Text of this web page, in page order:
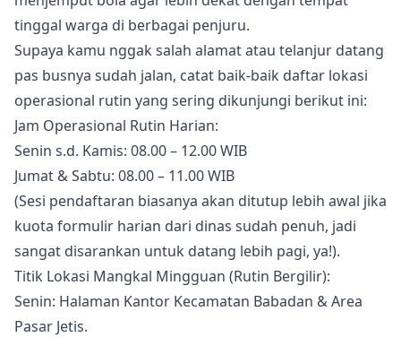
tinggal warga di berbagai penjuru.
Supaya kamu nggak salah alamat atau telanjur datang
pas busnya sudah jalan, catat baik-baik daftar lokasi
operasional rutin yang sering dikunjungi berikut ini:
Jam Operasional Rutin Harian:
Senin s.d. Kamis: 08.00 – 12.00 WIB
Jumat & Sabtu: 08.00 – 11.00 WIB
(Sesi pendaftaran biasanya akan ditutup lebih awal jika
kuota formulir harian dari dinas sudah penuh, jadi
sangat disarankan untuk datang lebih pagi, ya!).
Titik Lokasi Mangkal Mingguan (Rutin Bergilir):
Senin: Halaman Kantor Kecamatan Babadan & Area
Pasar Jetis.